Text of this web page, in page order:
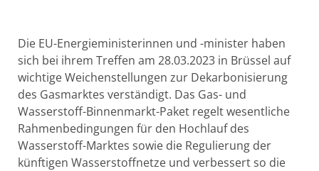
Die EU-Energieministerinnen und -minister haben
sich bei ihrem Treffen am 28.03.2023 in Brüssel auf
wichtige Weichenstellungen zur Dekarbonisierung
des Gasmarktes verständigt. Das Gas- und
Wasserstoff-Binnenmarkt-Paket regelt wesentliche
Rahmenbedingungen für den Hochlauf des
Wasserstoff-Marktes sowie die Regulierung der
künftigen Wasserstoffnetze und verbessert so die